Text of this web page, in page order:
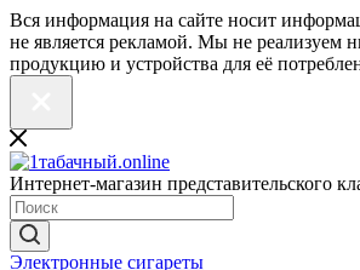
Вся информация на сайте носит
не является рекламой. Мы не реализуем
продукцию и устройства для её
Интернет-магазин представительского
Электронные сигареты